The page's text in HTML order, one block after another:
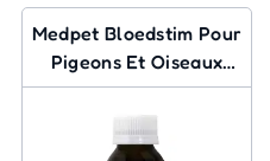
Medpet Bloedstim Pour
Pigeons Et Oiseaux
Cages 100 Ml